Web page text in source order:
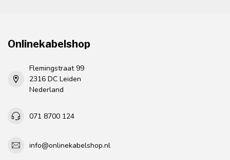
Onlinekabelshop
Flemingstraat 99
2316 DC Leiden
Nederland
071 8700 124
info@onlinekabelshop.nl